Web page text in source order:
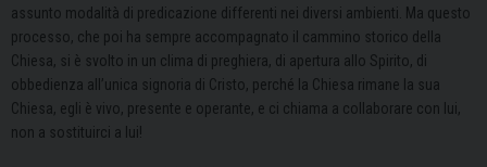
assunto modalità di predicazione differenti nei diversi ambienti. Ma questo
processo, che poi ha sempre accompagnato il cammino storico della
Chiesa, si è svolto in un clima di preghiera, di apertura allo Spirito, di
obbedienza all’unica signoria di Cristo, perché la Chiesa rimane la sua
Chiesa, egli è vivo, presente e operante, e ci chiama a collaborare con lui,
non a sostituirci a lui!